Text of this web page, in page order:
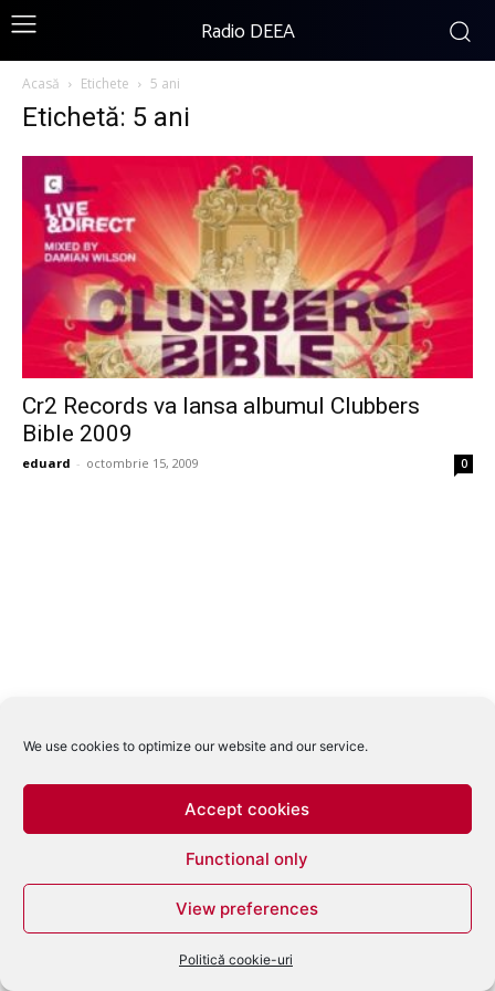
We use cookies to optimize our website and our service.
Accept cookies
Functional only
View preferences
Politică cookie-uri
Radio DEEA
Acasă Etichete 5 ani
Etichetă: 5 ani
Cr2 Records va lansa albumul Clubbers
Bible 2009
eduard - octombrie 15, 2009 0